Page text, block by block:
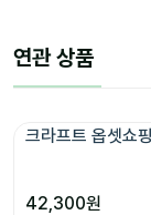
연관 상품
크라프트 옵셋
42,300원